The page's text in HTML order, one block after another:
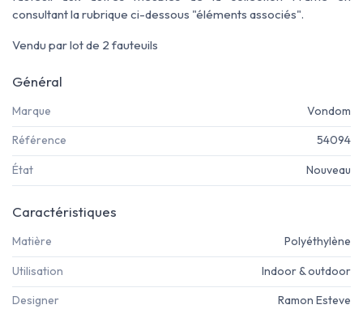
consultant la rubrique ci-dessous "éléments associés".
Vendu par lot de 2 fauteuils
Général
Marque Vondom
Référence 54094
État Nouveau
Caractéristiques
Matière Polyéthylène
Utilisation Indoor & outdoor
Designer Ramon Esteve